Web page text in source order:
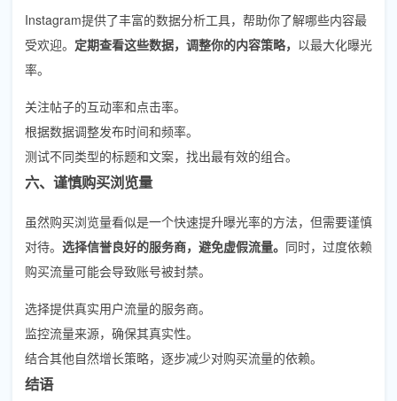
Instagram提供了丰富的数据分析工具，帮助你了解哪些内容最
受欢迎。 定期查看这些数据，调整你的内容策略， 以最大化曝光
率。
关注帖子的互动率和点击率。
根据数据调整发布时间和频率。
测试不同类型的标题和文案，找出最有效的组合。
六、谨慎购买浏览量
虽然购买浏览量看似是一个快速提升曝光率的方法，但需要谨慎
对待。 选择信誉良好的服务商，避免虚假流量。 同时，过度依赖
购买流量可能会导致账号被封禁。
选择提供真实用户流量的服务商。
监控流量来源，确保其真实性。
结合其他自然增长策略，逐步减少对购买流量的依赖。
结语